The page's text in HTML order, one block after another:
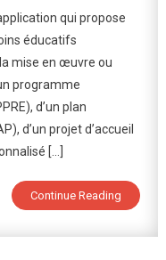
Livret
Parcours
qui propose
éducatifs
mise en œuvre ou
programme
d’un plan
d’un projet d’accueil
[…]
Continue Reading